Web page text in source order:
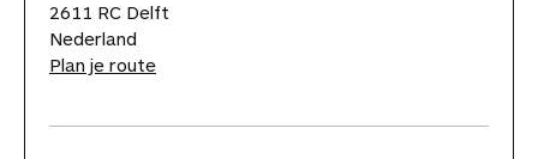
2611 RC Delft
Nederland
Plan je route